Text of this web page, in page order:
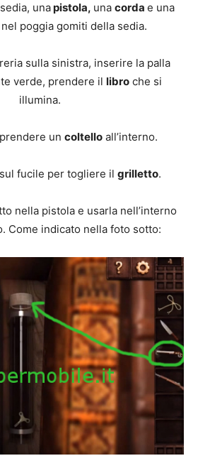
unapistola, una corda e una
nel poggia gomiti della sedia.
sulla sinistra, inserire la palla
verde, prendere il libro che si
illumina.
un coltelloall’interno.
fucile per togliere il grilletto.
nella pistola e usarla nell’interno
Come indicato nella foto sotto: